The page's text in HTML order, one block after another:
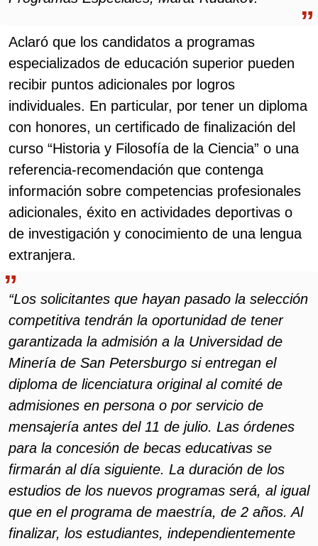
Aclaró que los candidatos a programas
especializados de educación superior pueden
recibir puntos adicionales por logros
individuales. En particular, por tener un diploma
con honores, un certificado de finalización del
curso “Historia y Filosofía de la Ciencia” o una
referencia-recomendación que contenga
información sobre competencias profesionales
adicionales, éxito en actividades deportivas o
de investigación y conocimiento de una lengua
extranjera.
“Los solicitantes que hayan pasado la selección
competitiva tendrán la oportunidad de tener
garantizada la admisión a la Universidad de
Minería de San Petersburgo si entregan el
diploma de licenciatura original al comité de
admisiones en persona o por servicio de
mensajería antes del 11 de julio. Las órdenes
para la concesión de becas educativas se
firmarán al día siguiente. La duración de los
estudios de los nuevos programas será, al igual
que en el programa de maestría, de 2 años. Al
finalizar, los estudiantes, independientemente